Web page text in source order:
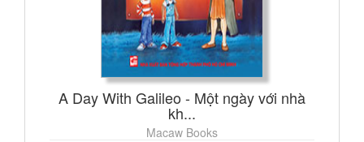
A Day With Galileo - Một ngày với nhà
kh...
Macaw Books